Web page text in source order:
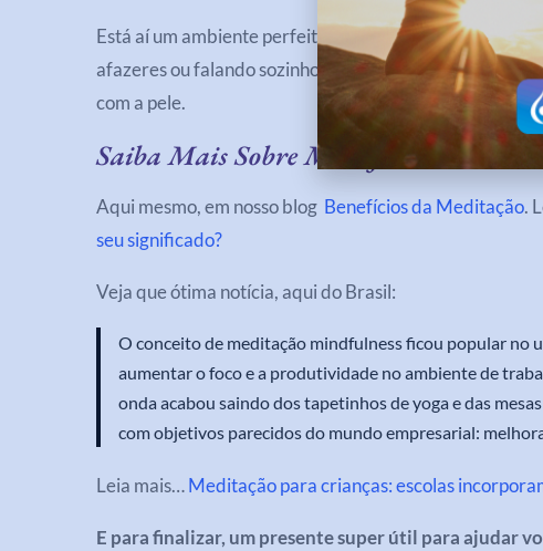
Está aí um ambiente perfeitamente seguro para a
afazeres ou falando sozinho, aproveite para notar seus
com a pele.
Saiba Mais Sobre Mindfulness
Aqui mesmo, em nosso blog Benefícios da Meditação.
seu significado?
Veja que ótima notícia, aqui do Brasil:
O conceito de meditação mindfulness ficou popular no
aumentar o foco e a produtividade no ambiente de
onda acabou saindo dos tapetinhos de yoga e das
com objetivos parecidos do mundo empresarial:
Leia mais…Meditação para crianças: escolas
E para finalizar, um presente super útil para ajudar